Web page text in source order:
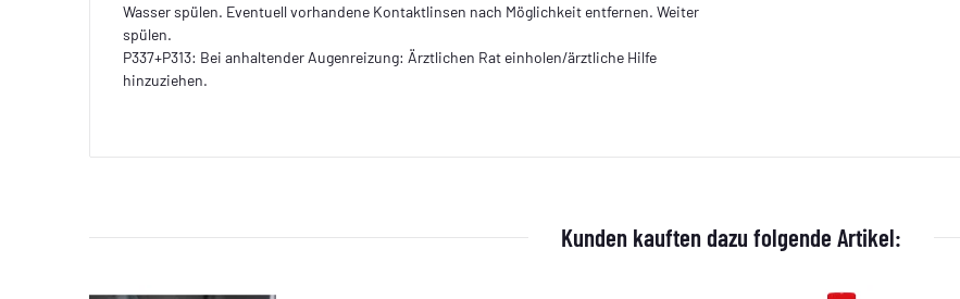
Wasser spülen. Eventuell vorhandene Kontaktlinsen nach Möglichkeit entfernen. Weiter
spülen.
P337+P313: Bei anhaltender Augenreizung: Ärztlichen Rat einholen/ärztliche Hilfe
hinzuziehen.
Kunden kauften dazu folgende Artikel: